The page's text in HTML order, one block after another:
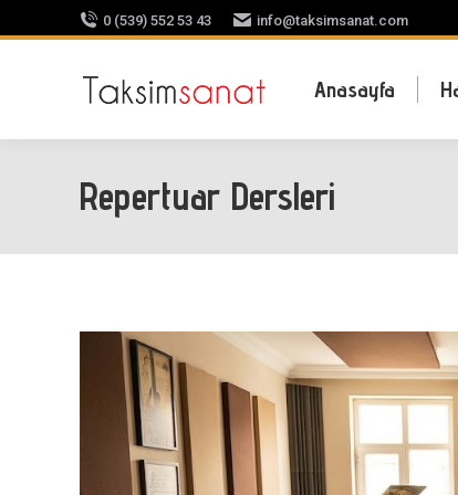
0 (539) 552 53 43 info@taksimsanat.com
Anasayfa
Repertuar Dersleri